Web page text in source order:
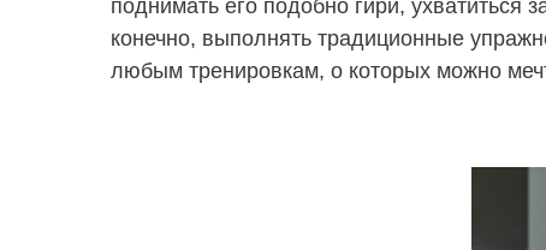
поднимать его подобно гири, ухватиться
конечно, выполнять традиционные
любым тренировкам, о которых можно